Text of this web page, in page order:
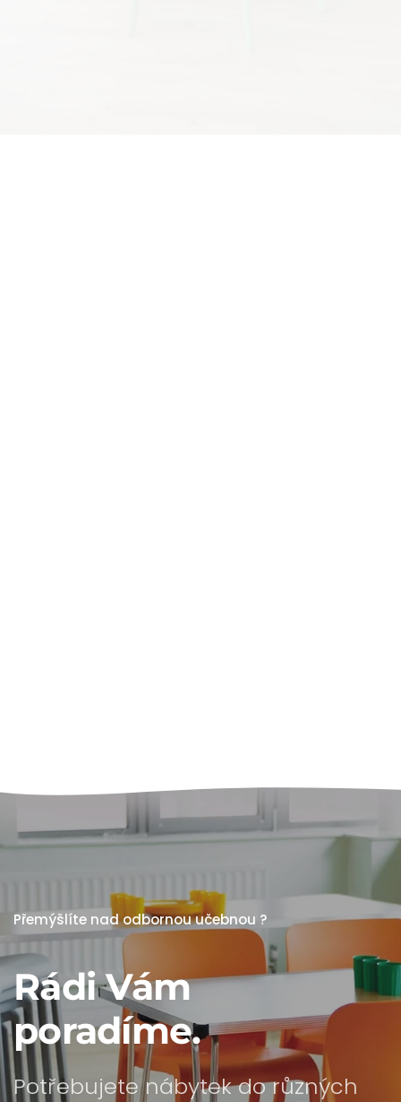
Přemýšlíte nad odbornou učebnou ?
Rádi Vám
poradíme.
Potřebujete nábytek do různých